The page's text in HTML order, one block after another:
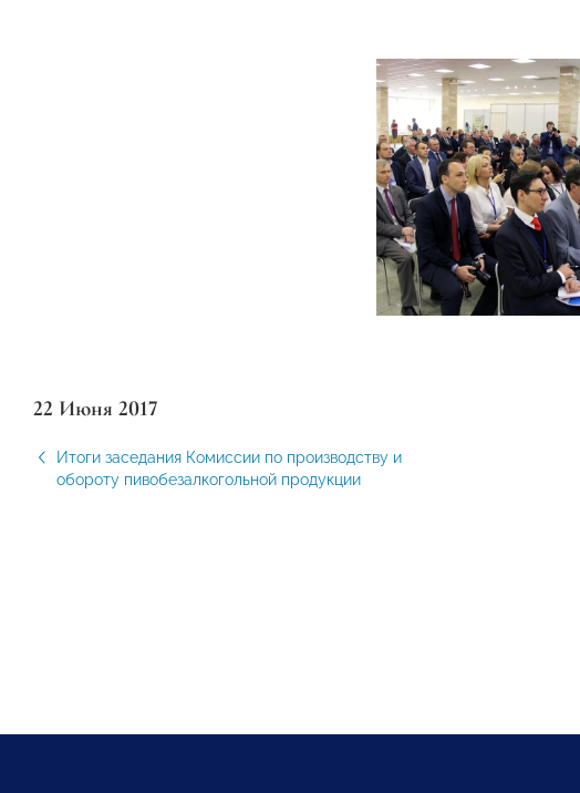
22 Июня 2017
Итоги заседания Комиссии по производству и
обороту пивобезалкогольной продукции